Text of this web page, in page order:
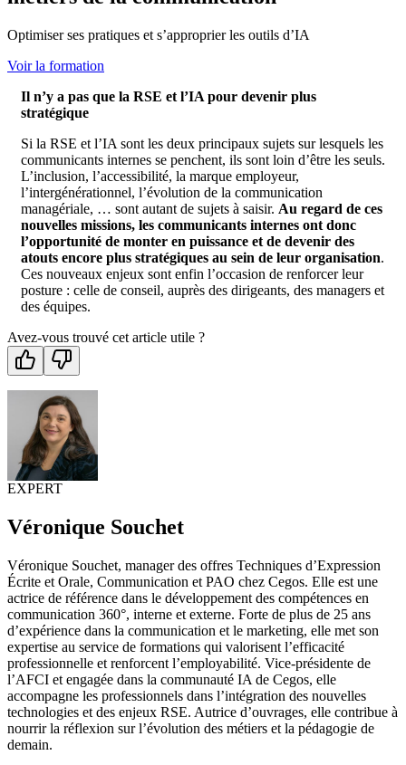
Optimiser ses pratiques et s’approprier les outils d’IA
Voir la formation
Il n’y a pas que la RSE et l’IA pour devenir plus
stratégique
Si la RSE et l’IA sont les deux principaux sujets sur lesquels les
communicants internes se penchent, ils sont loin d’être les seuls.
L’inclusion, l’accessibilité, la marque employeur,
l’intergénérationnel, l’évolution de la communication
managériale, … sont autant de sujets à saisir. Au regard de ces
nouvelles missions, les communicants internes ont donc
l’opportunité de monter en puissance et de devenir des
atouts encore plus stratégiques au sein de leur organisation.
Ces nouveaux enjeux sont enfin l’occasion de renforcer leur
posture : celle de conseil, auprès des dirigeants, des managers et
des équipes.
Avez-vous trouvé cet article utile ?
EXPERT
Véronique Souchet
Véronique Souchet, manager des offres Techniques d’Expression
Écrite et Orale, Communication et PAO chez Cegos. Elle est une
actrice de référence dans le développement des compétences en
communication 360°, interne et externe. Forte de plus de 25 ans
d’expérience dans la communication et le marketing, elle met son
expertise au service de formations qui valorisent l’efficacité
professionnelle et renforcent l’employabilité. Vice-présidente de
l’AFCI et engagée dans la communauté IA de Cegos, elle
accompagne les professionnels dans l’intégration des nouvelles
technologies et des enjeux RSE. Autrice d’ouvrages, elle contribue à
nourrir la réflexion sur l’évolution des métiers et la pédagogie de
demain.